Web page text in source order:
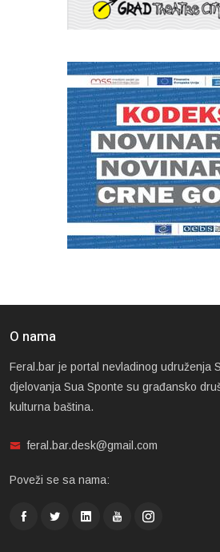
O nama
Feral.bar je portal nevladinog udruženja
djelovanja Sua Sponte su građansko
kulturna baština.
feral.bar.desk@gmail.com
Poveži se sa nama: